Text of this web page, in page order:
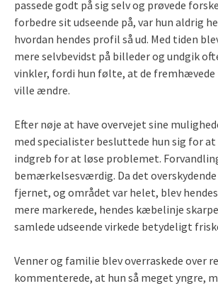
passede godt på sig selv og prøvede
forbedre sit udseende på, var hun aldrig
hvordan hendes profil så ud. Med tiden
mere selvbevidst på billeder og undgik
vinkler, fordi hun følte, at de
ville ændre.
Efter nøje at have overvejet sine
med specialister besluttede hun sig for
indgreb for at løse problemet.
bemærkelsesværdig. Da det
fjernet, og området var helet, blev
mere markerede, hendes kæbelinje
samlede udseende virkede betydeligt
Venner og familie blev overraskede over
kommenterede, at hun så meget yngre,